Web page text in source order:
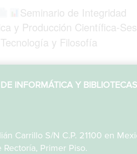
Seminario de Integridad
y Producción Científica-
y Filosofía
INFORMÁTICA Y BIBLIOTECAS
Carrillo S/N C.P. 21100 en
Primer Piso.